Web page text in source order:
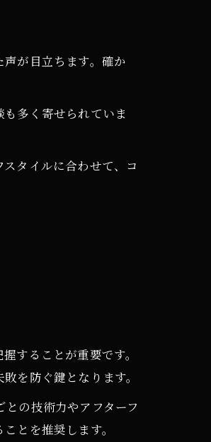
が目立ちます。確か
多く寄せられていま
タイルに合わせて、コ
することが重要です。
を防ぐ鍵となります。
の技術力やアフターフ
とを推奨します。